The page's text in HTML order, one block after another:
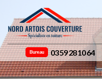
Bureau 03 59 28 10 64